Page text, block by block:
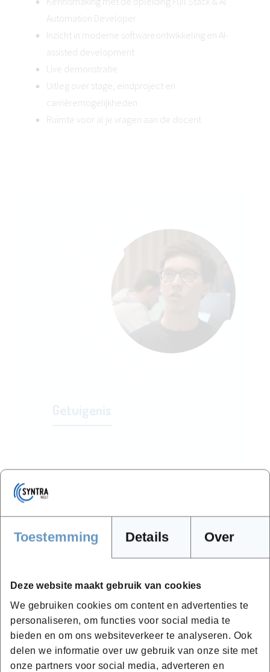
Toestemming Details Over
Deze website maakt gebruik van cookies
We gebruiken cookies om content en advertenties te
personaliseren, om functies voor social media te
bieden en om ons websiteverkeer te analyseren. Ook
delen we informatie over uw gebruik van onze site met
onze partners voor social media, adverteren en
Automation Developer
Inzicht in moderne softwareontwikkeling en AI-
assisted development
Live demonstratie
Uitleg over stage, eindproject en
carrièremogelijkheden
Ruimte voor al je vragen aan de docent
begeleiding
Lees het volledige verhaal